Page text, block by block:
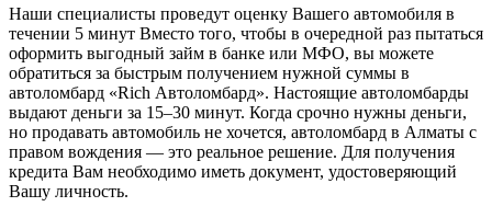
Наши специалисты проведут оценку Вашего автомобиля в
течении 5 минут Вместо того, чтобы в очередной раз пытаться
оформить выгодный займ в банке или МФО, вы можете
обратиться за быстрым получением нужной суммы в
автоломбард «Rich Автоломбард». Настоящие автоломбарды
выдают деньги за 15–30 минут. Когда срочно нужны деньги,
но продавать автомобиль не хочется, автоломбард в Алматы с
правом вождения — это реальное решение. Для получения
кредита Вам необходимо иметь документ, удостоверяющий
Вашу личность.